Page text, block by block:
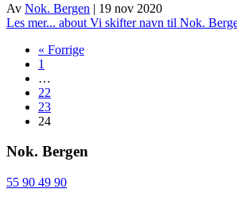
Av Nok. Bergen | 19 nov 2020
Les mer... about Vi skifter navn til Nok.
« Forrige
1
…
22
23
24
Nok. Bergen
55 90 49 90